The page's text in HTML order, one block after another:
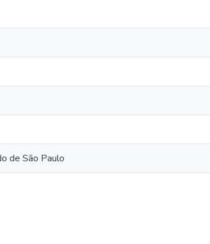
de São Paulo